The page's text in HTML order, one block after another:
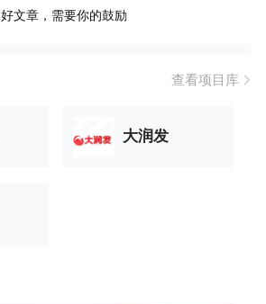
好文章，需要你的鼓励
查看项目库
大润发